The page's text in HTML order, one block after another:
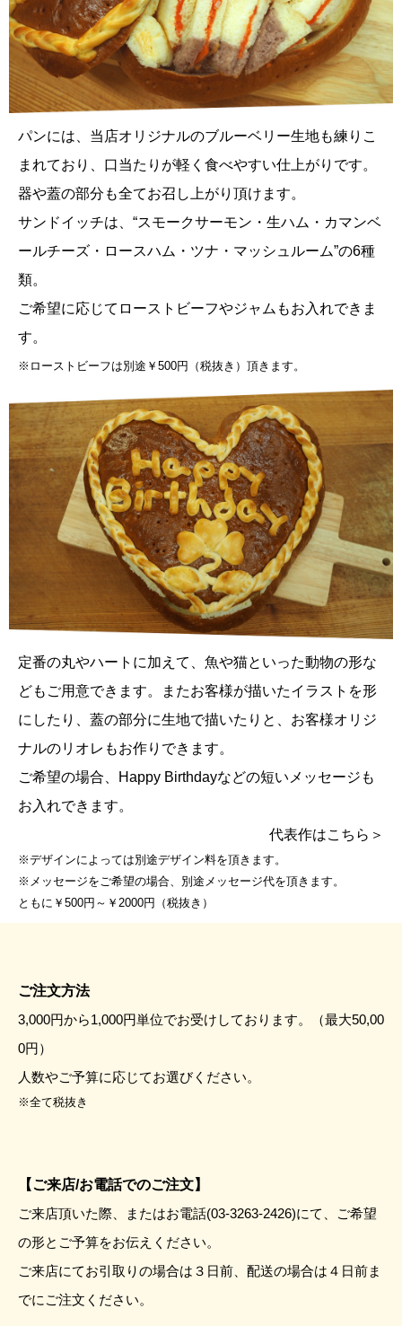
パンには、当店オリジナルのブルーベリー生地も練りこ
まれており、 口当たりが軽く食べやすい仕上がりです。
器や蓋の部分も全てお召し上がり頂けます。
サンドイッチは、“スモークサーモン・生ハム・カマンベ
ールチーズ・ ロースハム・ツナ・マッシュルーム”の6種
類。
ご希望に応じてローストビーフやジャムもお入れできま
す。
※ローストビーフは別途￥500円（税抜き）頂きます。
定番の丸やハートに加えて、魚や猫といった動物の形な
どもご用意できます。
またお客様が描いたイラストを形
にしたり、蓋の部分に生地で描いたりと、 お客様オリジ
ナルのリオレもお作りできます。
ご希望の場合、Happy Birthdayなどの短いメッセージも
お入れできます。
代表作はこちら＞
※デザインによっては別途デザイン料を頂きます。
※メッセージをご希望の場合、別途メッセージ代を頂きます。
ともに￥500円～￥2000円（税抜き）
ご注文方法
3,000円から1,000円単位でお受けしております。（最大50,00
0円）
人数やご予算に応じてお選びください。
※全て税抜き
【ご来店/お電話でのご注文】
ご来店頂いた際、またはお電話(03-3263-2426)にて、
ご希望
の形とご予算をお伝えください。
ご来店にてお引取りの場合は３日前、 配送の場合は４日前ま
でにご注文ください。